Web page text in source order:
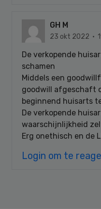
GH M
23 okt 2022 ·
De verkopende
schamen
Middels een
goodwill afgeschaft
beginnend huisarts
De verkopende
waarschijnlijkheid
Erg onethisch en de
Login om te